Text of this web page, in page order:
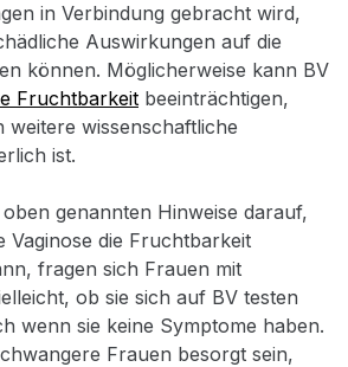
in Verbindung gebracht wird,
Auswirkungen auf die
können. Möglicherweise kann BV
Fruchtbarkeit beeinträchtigen,
wissenschaftliche
ist.
genannten Hinweise darauf,
Vaginose die Fruchtbarkeit
fragen sich Frauen mit
ob sie sich auf BV testen
wenn sie keine Symptome haben.
Frauen besorgt sein,